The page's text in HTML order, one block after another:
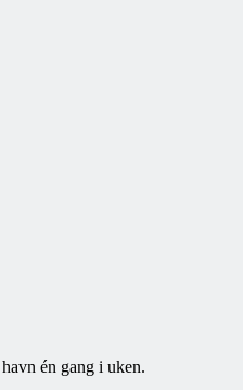
én gang i uken.